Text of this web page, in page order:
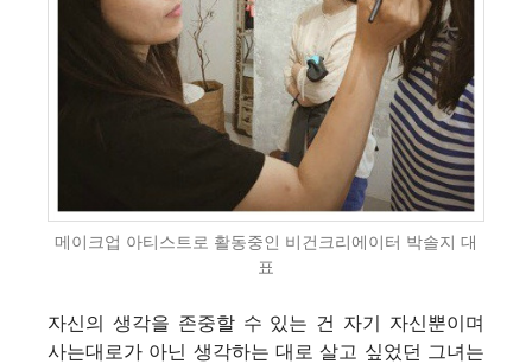
메이크업 아티스트로 활동중인 비건크리에이터 박솔지 대
표
자신의 생각을 존중할 수 있는 건 자기 자신뿐이며
사는대로가 아닌 생각하는 대로 살고 싶었던 그녀는